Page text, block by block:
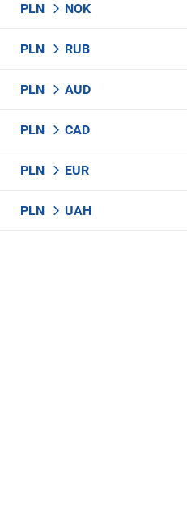
PLN NOK
PLN RUB
PLN AUD
PLN CAD
PLN EUR
PLN UAH